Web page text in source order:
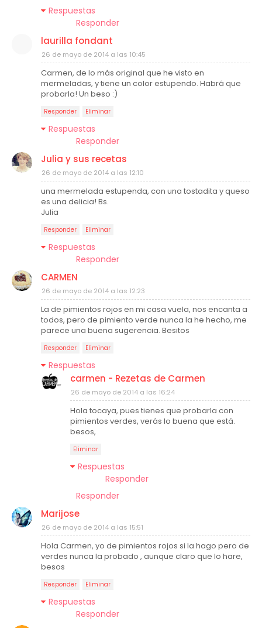
Respuestas
Responder
laurilla fondant
26 de mayo de 2014 a las 10:45
Carmen, de lo más original que he visto en
mermeladas, y tiene un color estupendo. Habrá que
probarla! Un beso :)
Responder Eliminar
Respuestas
Responder
Julia y sus recetas
26 de mayo de 2014 a las 12:10
una mermelada estupenda, con una tostadita y queso
es una delicia! Bs.
Julia
Responder Eliminar
Respuestas
Responder
CARMEN
26 de mayo de 2014 a las 12:23
La de pimientos rojos en mi casa vuela, nos encanta a
todos, pero de pimiento verde nunca la he hecho, me
parece una buena sugerencia. Besitos
Responder Eliminar
Respuestas
carmen - Rezetas de Carmen
26 de mayo de 2014 a las 16:24
Hola tocaya, pues tienes que probarla con
pimientos verdes, verás lo buena que está.
besos,
Eliminar
Respuestas
Responder
Responder
Marijose
26 de mayo de 2014 a las 15:51
Hola Carmen, yo de pimientos rojos si la hago pero de
verdes nunca la probado , aunque claro que lo hare,
besos
Responder Eliminar
Respuestas
Responder